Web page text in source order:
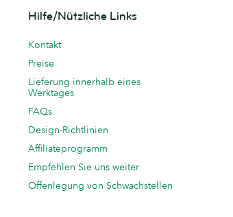
Hilfe/Nützliche Links
Kontakt
Preise
Lieferung innerhalb eines
Werktages
FAQs
Design-Richtlinien
Affiliateprogramm
Empfehlen Sie uns weiter
Offenlegung von Schwachstellen